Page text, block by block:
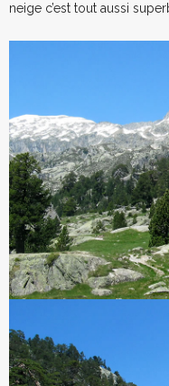
neige c’est tout aussi